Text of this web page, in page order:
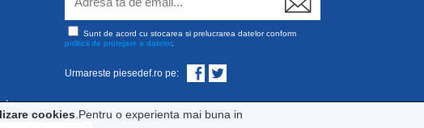
Sunt de acord cu stocarea si prelucrarea datelor conform
politicii de protejare a datelor.
Urmareste piesedef.ro pe:
cookies .Pentru o experienta mai buna in